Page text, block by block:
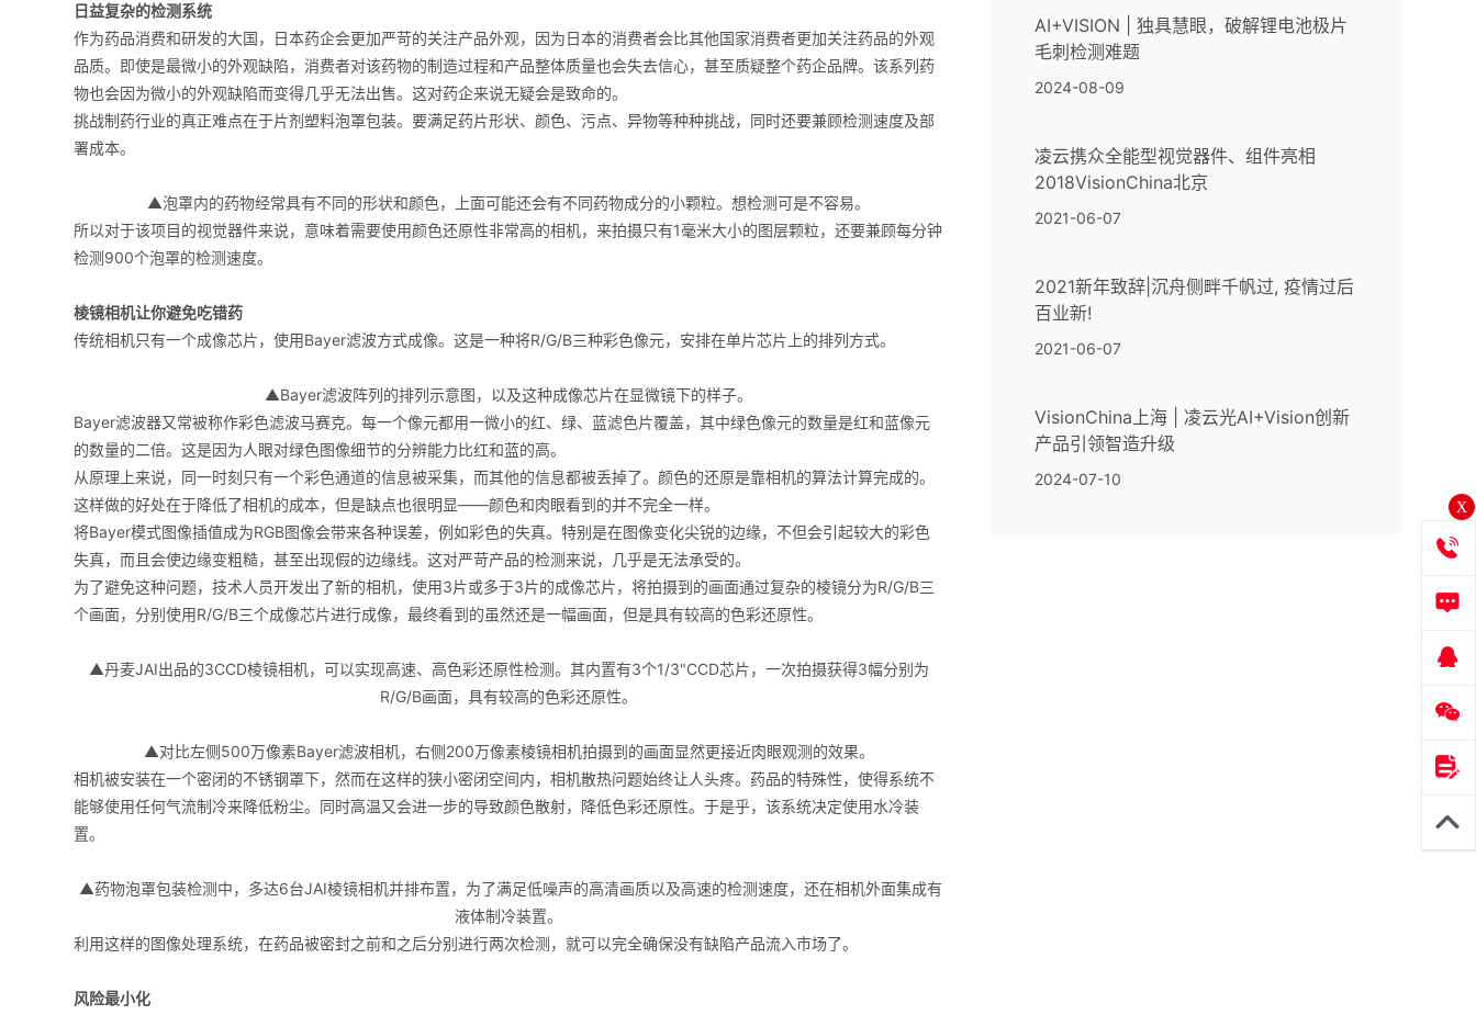
日益复杂的检测系统
作为药品消费和研发的大国，日本药企会更加严苛的关注产品外观，因为日本的消费者会比其他国家消费者更加关注药品的外观
品质。即使是最微小的外观缺陷，消费者对该药物的制造过程和产品整体质量也会失去信心，甚至质疑整个药企品牌。该系列药
物也会因为微小的外观缺陷而变得几乎无法出售。这对药企来说无疑会是致命的。
挑战制药行业的真正难点在于片剂塑料泡罩包装。要满足药片形状、颜色、污点、异物等种种挑战，同时还要兼顾检测速度及部
署成本。
▲泡罩内的药物经常具有不同的形状和颜色，上面可能还会有不同药物成分的小颗粒。想检测可是不容易。
所以对于该项目的视觉器件来说，意味着需要使用颜色还原性非常高的相机，来拍摄只有1毫米大小的图层颗粒，还要兼顾每分钟
检测900个泡罩的检测速度。
棱镜相机让你避免吃错药
传统相机只有一个成像芯片，使用Bayer滤波方式成像。这是一种将R/G/B三种彩色像元，安排在单片芯片上的排列方式。
▲Bayer滤波阵列的排列示意图，以及这种成像芯片在显微镜下的样子。
Bayer滤波器又常被称作彩色滤波马赛克。每一个像元都用一微小的红、绿、蓝滤色片覆盖，其中绿色像元的数量是红和蓝像元
的数量的二倍。这是因为人眼对绿色图像细节的分辨能力比红和蓝的高。
从原理上来说，同一时刻只有一个彩色通道的信息被采集，而其他的信息都被丢掉了。颜色的还原是靠相机的算法计算完成的。
这样做的好处在于降低了相机的成本，但是缺点也很明显——颜色和肉眼看到的并不完全一样。
将Bayer模式图像插值成为RGB图像会带来各种误差，例如彩色的失真。特别是在图像变化尖锐的边缘，不但会引起较大的彩色
失真，而且会使边缘变粗糙，甚至出现假的边缘线。这对严苛产品的检测来说，几乎是无法承受的。
为了避免这种问题，技术人员开发出了新的相机，使用3片或多于3片的成像芯片，将拍摄到的画面通过复杂的棱镜分为R/G/B三
个画面，分别使用R/G/B三个成像芯片进行成像，最终看到的虽然还是一幅画面，但是具有较高的色彩还原性。
▲丹麦JAI出品的3CCD棱镜相机，可以实现高速、高色彩还原性检测。其内置有3个1/3"CCD芯片，一次拍摄获得3幅分别为
R/G/B画面，具有较高的色彩还原性。
▲对比左侧500万像素Bayer滤波相机，右侧200万像素棱镜相机拍摄到的画面显然更接近肉眼观测的效果。
相机被安装在一个密闭的不锈钢罩下，然而在这样的狭小密闭空间内，相机散热问题始终让人头疼。药品的特殊性，使得系统不
能够使用任何气流制冷来降低粉尘。同时高温又会进一步的导致颜色散射，降低色彩还原性。于是乎，该系统决定使用水冷装
置。
▲药物泡罩包装检测中，多达6台JAI棱镜相机并排布置，为了满足低噪声的高清画质以及高速的检测速度，还在相机外面集成有
液体制冷装置。
利用这样的图像处理系统，在药品被密封之前和之后分别进行两次检测，就可以完全确保没有缺陷产品流入市场了。
风险最小化
AI+VISION | 独具慧眼，破解锂电池极片
毛刺检测难题
2024-08-09
凌云携众全能型视觉器件、组件亮相
2018VisionChina北京
2021-06-07
2021新年致辞|沉舟侧畔千帆过, 疫情过后
百业新!
2021-06-07
VisionChina上海 | 凌云光AI+Vision创新
产品引领智造升级
2024-07-10
X